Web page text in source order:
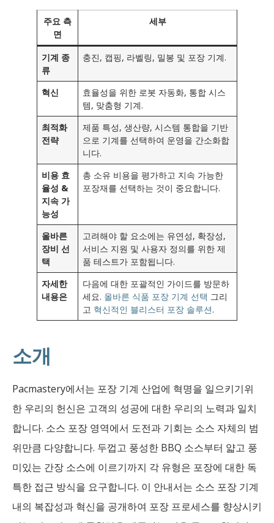
주요 측
면
세부
기계 종
류
충진, 캡핑, 라벨링, 밀봉 및 포장 기계.
혁신
효율성을 위한 로봇 자동화, 통합 시스
템, 맞춤형 기계.
최적화
전략
제품 특성, 생산량, 시스템 통합을 기반
으로 기계를 선택하여 운영을 간소화합
니다.
비용 효
율성 &
지속 가
능성
총 소유 비용을 평가하고 지속 가능한
포장재를 선택하는 것이 중요합니다.
올바른
장비 선
택
고려해야 할 요소에는 유연성, 확장성,
서비스 지원 및 사용자 정의를 위한 제
품 테스트가 포함됩니다.
자세한
내용은
다음에 대한 포괄적인 가이드를 방문하
세요. 올바른 식품 포장 기계 선택 그리
고 혁신적인 블리스터 포장 솔루션.
소개
Pacmastery에서는 포장 기계 산업에 혁명을 일으키기위
한 우리의 헌신은 고객의 성공에 대한 우리의 노력과 일치
합니다. 소스 포장 영역에서 도전과 기회는 소스 자체의 범
위만큼 다양합니다. 두껍고 풍성한 BBQ 소스부터 얇고 풍
미있는 간장 소스에 이르기까지 각 유형은 포장에 대한 독
특한 접근 방식을 요구합니다. 이 안내서는 소스 포장 기계
내의 복잡성과 혁신을 공개하여 포장 프로세스를 향상시키